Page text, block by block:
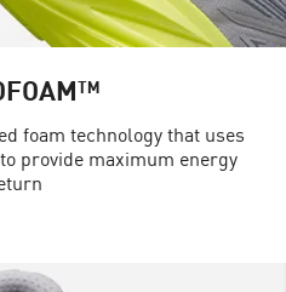
foam technology that uses
provide maximum energy